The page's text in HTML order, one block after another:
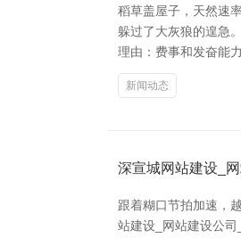
稻草盖屋子，天然速
躲过了大灰狼的遑急
理由：费事和发奋能
新闻动态
深宣城网站建设_
跟着糊口节拍加速，
站建设_网站建设公